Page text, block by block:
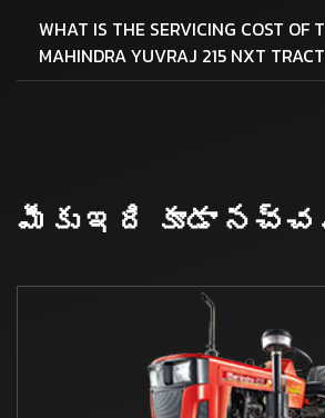
WHAT IS THE SERVICING COST OF
MAHINDRA YUVRAJ 215 NXT
మీకు ఇది కూడా